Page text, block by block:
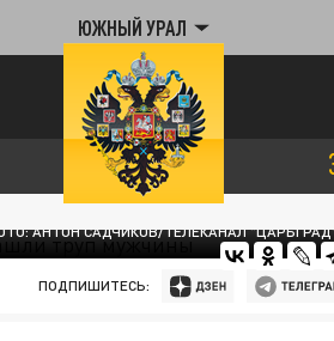
ЮЖНЫЙ УРАЛ
АНТОН САДЧИКОВ/ТЕЛЕКАНАЛ
ПОДПИШИТЕСЬ: